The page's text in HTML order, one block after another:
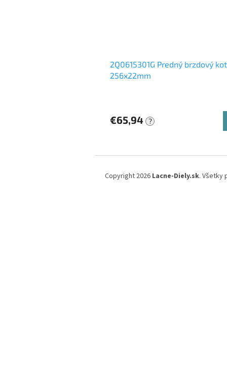
2Q0615301G Predný brzdový
256x22mm
€65,94 ?
Copyright 2026 Lacne-Diely.sk. Všetky